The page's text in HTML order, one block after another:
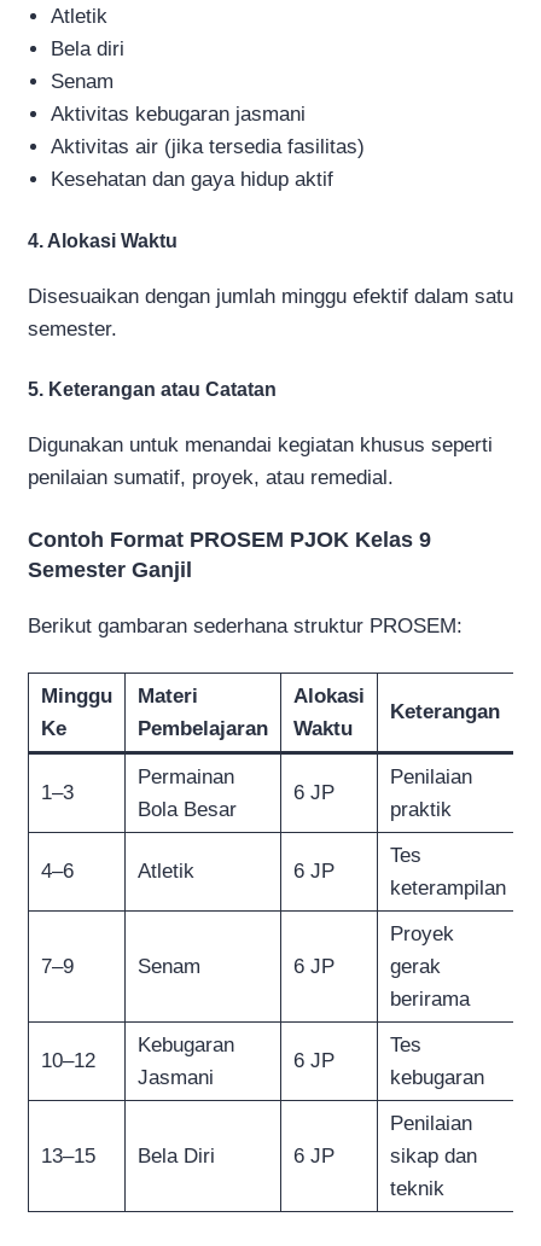
Atletik
Bela diri
Senam
Aktivitas kebugaran jasmani
Aktivitas air (jika tersedia fasilitas)
Kesehatan dan gaya hidup aktif
4. Alokasi Waktu
Disesuaikan dengan jumlah minggu efektif dalam satu
semester.
5. Keterangan atau Catatan
Digunakan untuk menandai kegiatan khusus seperti
penilaian sumatif, proyek, atau remedial.
Contoh Format PROSEM PJOK Kelas 9
Semester Ganjil
Berikut gambaran sederhana struktur PROSEM:
Minggu
Ke
Materi
Pembelajaran
Alokasi
Waktu
Keterangan
1–3
Permainan
Bola Besar
6 JP
Penilaian
praktik
4–6 Atletik 6 JP
Tes
keterampilan
7–9 Senam 6 JP
Proyek
gerak
berirama
10–12
Kebugaran
Jasmani
6 JP
Tes
kebugaran
13–15 Bela Diri 6 JP
Penilaian
sikap dan
teknik